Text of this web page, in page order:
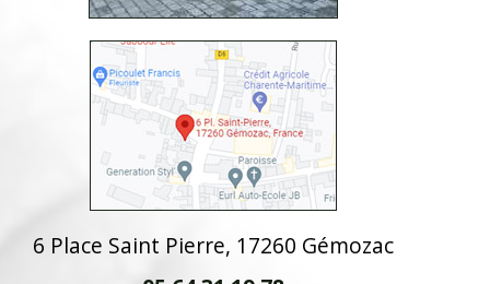
6 Place Saint Pierre, 17260 Gémozac